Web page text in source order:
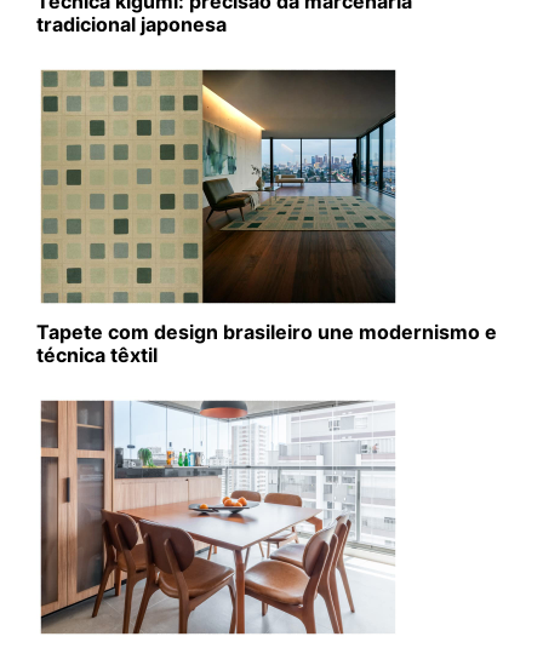
tradicional japonesa
Tapete com design brasileiro une modernismo e
técnica têxtil